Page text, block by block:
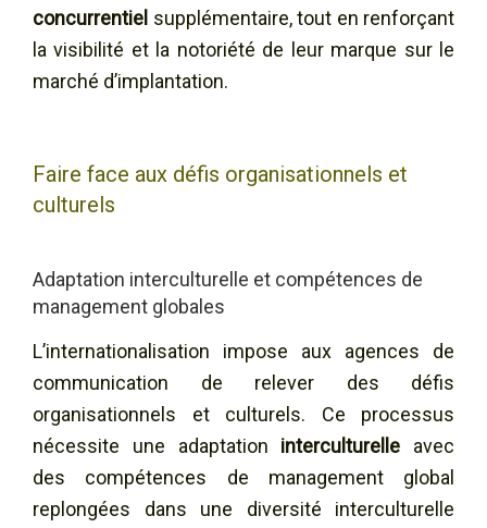
concurrentiel supplémentaire, tout en renforçant
la visibilité et la notoriété de leur marque sur le
marché d’implantation.
Faire face aux défis organisationnels et
culturels
Adaptation interculturelle et compétences de
management globales
L’internationalisation impose aux agences de
communication de relever des défis
organisationnels et culturels. Ce processus
nécessite une adaptation interculturelle avec
des compétences de management global
replongées dans une diversité interculturelle